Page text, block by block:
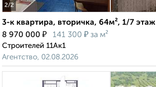
2/2
3-к квартира, вторичка, 64м², 1/7 этаж
8 970 000 ₽ 141 300 ₽ за м²
Строителей 11Ак1
Агентство, 02.08.2026